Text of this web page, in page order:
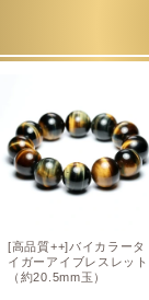
[高品質++]バイカラータ
イガーアイブレスレット
（約20.5mm玉）